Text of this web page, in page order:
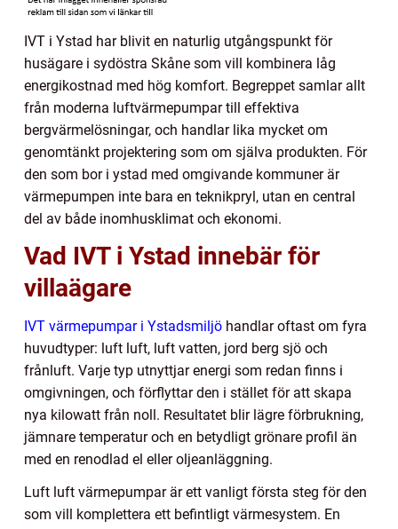
IVT i Ystad har blivit en naturlig utgångspunkt för
husägare i sydöstra Skåne som vill kombinera låg
energikostnad med hög komfort. Begreppet samlar allt
från moderna luftvärmepumpar till effektiva
bergvärmelösningar, och handlar lika mycket om
genomtänkt projektering som om själva produkten. För
den som bor i ystad med omgivande kommuner är
värmepumpen inte bara en teknikpryl, utan en central
del av både inomhusklimat och ekonomi.
Vad IVT i Ystad innebär för
villaägare
IVT värmepumpar i Ystadsmiljö handlar oftast om fyra
huvudtyper: luft luft, luft vatten, jord berg sjö och
frånluft. Varje typ utnyttjar energi som redan finns i
omgivningen, och förflyttar den i stället för att skapa
nya kilowatt från noll. Resultatet blir lägre förbrukning,
jämnare temperatur och en betydligt grönare profil än
med en renodlad el eller oljeanläggning.
Luft luft värmepumpar är ett vanligt första steg för den
som vill komplettera ett befintligt värmesystem. En